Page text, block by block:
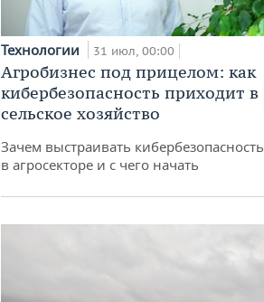
Технологии 31 июл, 00:00
Агробизнес под прицелом: как
кибербезопасность приходит в
сельское хозяйство
Зачем выстраивать кибербезопасность
в агросекторе и с чего начать